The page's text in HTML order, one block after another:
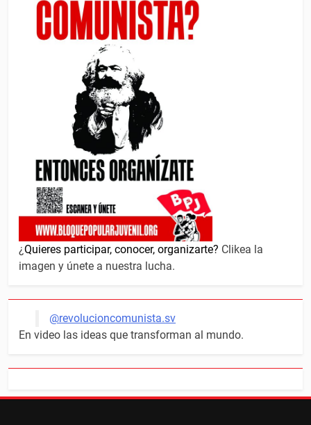
¿Quieres participar, conocer, organizarte? Clikea la
imagen y únete a nuestra lucha.
@revolucioncomunista.sv
En video las ideas que transforman al mundo.